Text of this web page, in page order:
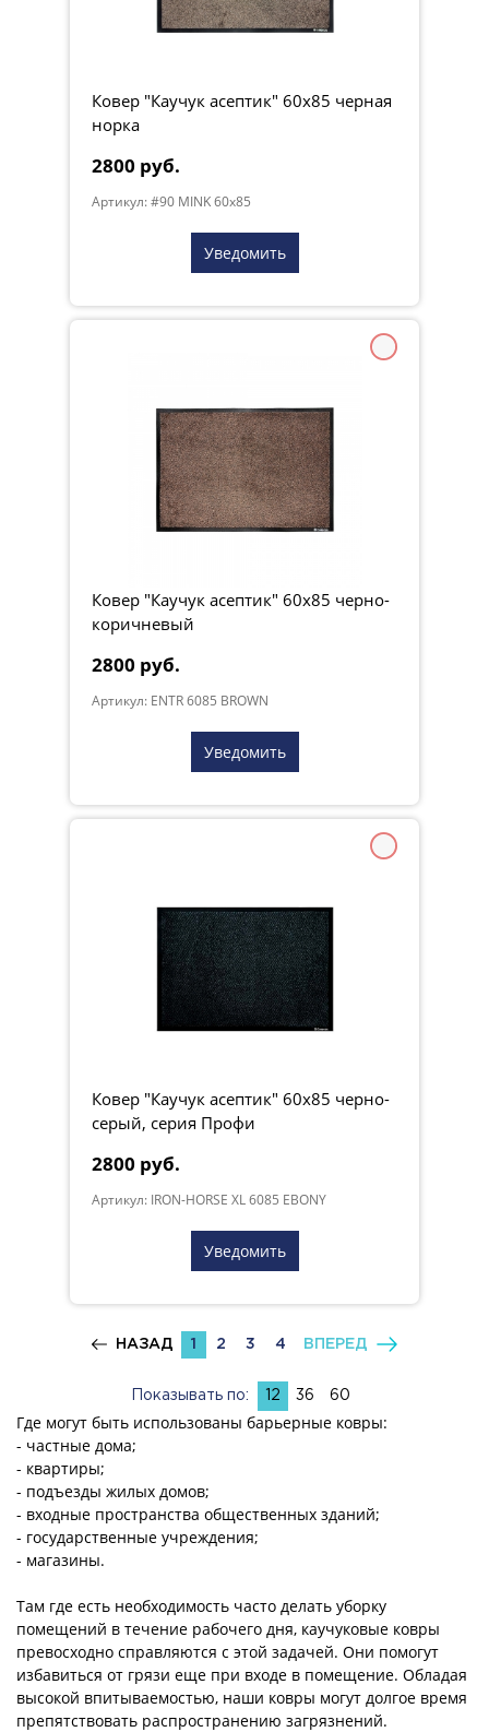
Ковер "Каучук асептик" 60х85 черная
норка
2800 руб.
Артикул: #90 MINK 60x85
Уведомить
Ковер "Каучук асептик" 60х85 черно-
коричневый
2800 руб.
Артикул: ENTR 6085 BROWN
Уведомить
Ковер "Каучук асептик" 60х85 черно-
серый, серия Профи
2800 руб.
Артикул: IRON-HORSE XL 6085 EBONY
Уведомить
НАЗАД 1 2 3 4 ВПЕРЕД
Показывать по: 12 36 60
Где могут быть использованы барьерные ковры:
- частные дома;
- квартиры;
- подъезды жилых домов;
- входные пространства общественных зданий;
- государственные учреждения;
- магазины.
Там где есть необходимость часто делать уборку
помещений в течение рабочего дня, каучуковые ковры
превосходно справляются с этой задачей. Они помогут
избавиться от грязи еще при входе в помещение. Обладая
высокой впитываемостью, наши ковры могут долгое время
препятствовать распространению загрязнений.